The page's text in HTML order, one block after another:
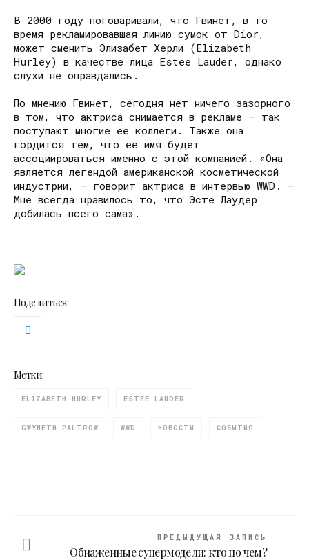
В 2000 году поговаривали, что Гвинет, в то
время рекламировавшая линию сумок от Dior,
может сменить Элизабет Херли (Elizabeth
Hurley) в качестве лица Estee Lauder, однако
слухи не оправдались.
По мнению Гвинет, сегодня нет ничего зазорного
в том, что актриса снимается в рекламе – так
поступают многие ее коллеги. Также она
гордится тем, что ее имя будет
ассоциироваться именно с этой компанией. «Она
является легендой американской косметической
индустрии, – говорит актриса в интервью WWD. –
Мне всегда нравилось то, что Эсте Лаудер
добилась всего сама».
Поделиться:
Метки:
ELIZABETH HURLEY ESTEE LAUDER
GWYNETH PALTROW WWD НОВОСТИ СОБЫТИЯ
ПРЕДЫДУЩАЯ ЗАПИСЬ
Обнаженные супермодели: кто по чем?